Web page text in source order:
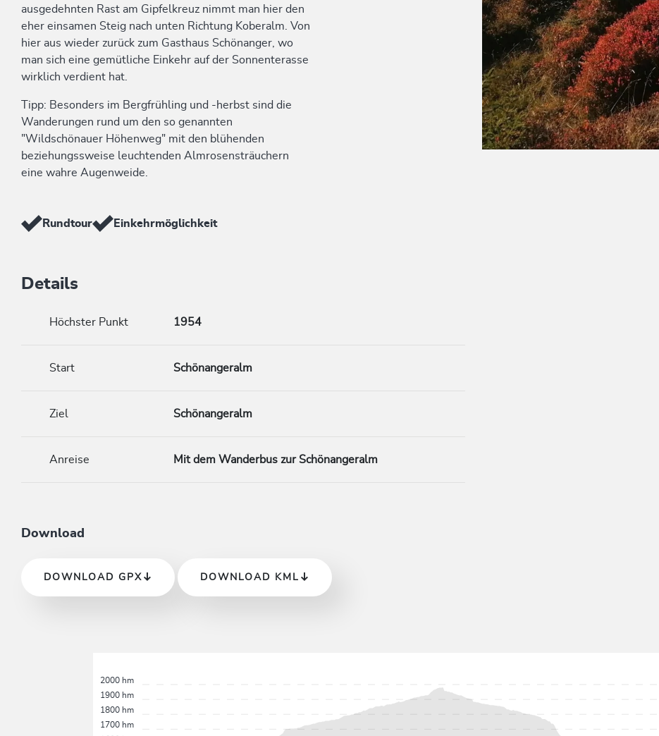
ausgedehnten Rast am Gipfelkreuz nimmt man hier den
eher einsamen Steig nach unten Richtung Koberalm. Von
hier aus wieder zurück zum Gasthaus Schönanger, wo
man sich eine gemütliche Einkehr auf der Sonnenterasse
wirklich verdient hat.
Tipp: Besonders im Bergfrühling und -herbst sind die
Wanderungen rund um den so genannten
"Wildschönauer Höhenweg" mit den blühenden
beziehungssweise leuchtenden Almrosensträuchern
eine wahre Augenweide.
Rundtour Einkehrmöglichkeit
Details
Höchster Punkt 1954
Start Schönangeralm
Ziel Schönangeralm
Anreise Mit dem Wanderbus zur Schönangeralm
Download
DOWNLOAD GPX DOWNLOAD KML
1700 hm
1800 hm
1900 hm
2000 hm